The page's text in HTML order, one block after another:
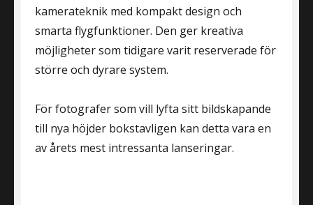
kamerateknik med kompakt design och
smarta flygfunktioner. Den ger kreativa
möjligheter som tidigare varit reserverade för
större och dyrare system.
För fotografer som vill lyfta sitt bildskapande
till nya höjder bokstavligen kan detta vara en
av årets mest intressanta lanseringar.